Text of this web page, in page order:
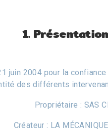
1.
juin 2004 pour la
des différents
Propriétaire : SAS
Créateur : LA